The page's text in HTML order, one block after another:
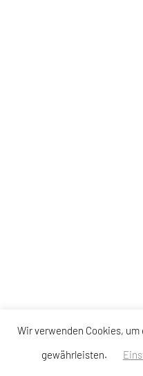
Wir verwenden Cookies,
gewährleisten.